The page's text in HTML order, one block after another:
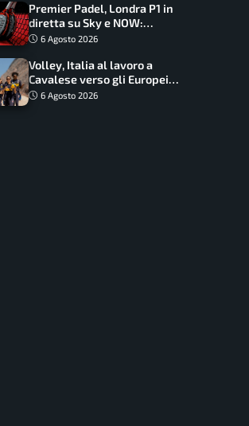
Premier Padel, Londra P1 in
diretta su Sky e NOW:
programma, orari e
6 Agosto 2026
Volley, Italia al lavoro a
Cavalese verso gli Europei:
oggi allenamento aperto ai
6 Agosto 2026